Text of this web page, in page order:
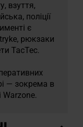
взуття,
поліції
є
рюкзаки
TacTec.
— зокрема в
Warzone.